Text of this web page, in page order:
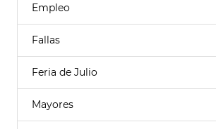
Empleo
Fallas
Feria de Julio
Mayores